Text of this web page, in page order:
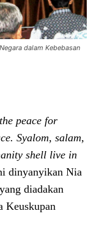
dalam Kebebasan
peace for
Syalom, salam,
shell live in
dinyanyikan Nia
diadakan
Keuskupan